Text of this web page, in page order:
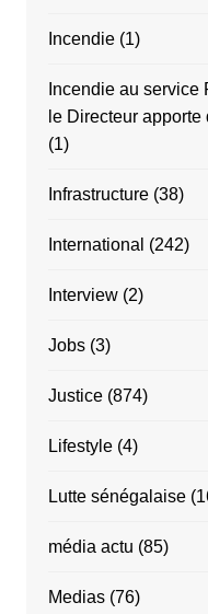
Incendie(1)
Incendie au service
le Directeur
(1)
Infrastructure(38)
International (242)
Interview(2)
Jobs(3)
Justice(874)
Lifestyle(4)
Lutte sénégalaise
média actu (85)
Medias(76)